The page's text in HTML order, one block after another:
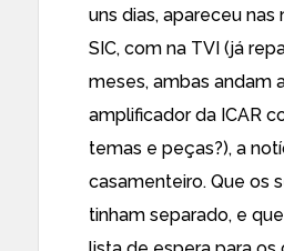
uns dias, apareceu
SIC, com na TVI (já
meses, ambas andam
amplificador da ICAR
temas e peças?), a
casamenteiro. Que os
tinham separado, e